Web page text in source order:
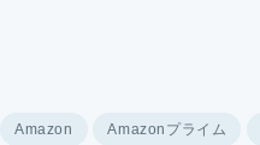
Amazon Amazonプライム